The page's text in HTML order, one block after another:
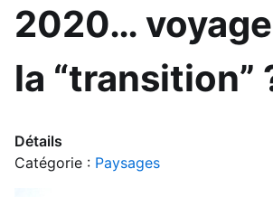
2020…
la “transition”
Détails
Catégorie : Paysages